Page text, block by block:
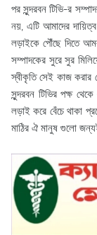
পর সুন্দরবন টিভি-র
নয়, এটি আমাদের
লড়াইকে পৌঁছে দিতে
সম্পাদকের সুরে সুর
স্বীকৃতি সেই কাজ
সুন্দরবন টিভির পক্ষ
লড়াই করে বেঁচে থাকা
মাঠির ঐ মানুষ গুলো